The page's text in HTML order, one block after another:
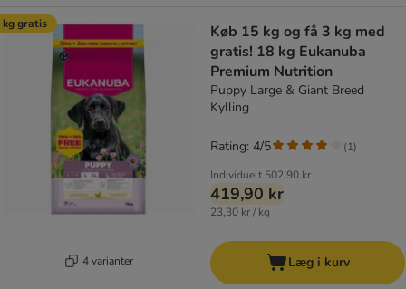
kg gratis
4 varianter
Køb 15 kg og få 3 kg med
gratis! 18 kg Eukanuba
Premium Nutrition
Puppy Large & Giant Breed
Kylling
Individuelt 502,90 kr
419,90 kr
23,30 kr / kg
Rating: 4/5 (1)
Læg i kurv